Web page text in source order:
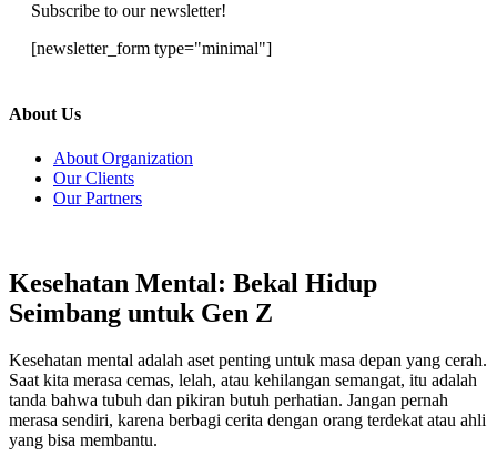
Subscribe to our newsletter!
[newsletter_form type="minimal"]
About Us
About Organization
Our Clients
Our Partners
Kesehatan Mental: Bekal Hidup
Seimbang untuk Gen Z
Kesehatan mental adalah aset penting untuk masa depan yang cerah.
Saat kita merasa cemas, lelah, atau kehilangan semangat, itu adalah
tanda bahwa tubuh dan pikiran butuh perhatian. Jangan pernah
merasa sendiri, karena berbagi cerita dengan orang terdekat atau ahli
yang bisa membantu.